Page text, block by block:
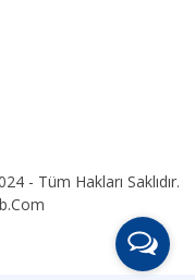
- Tüm Hakları Saklıdır.